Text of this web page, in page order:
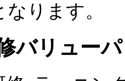
ります。
バリュー